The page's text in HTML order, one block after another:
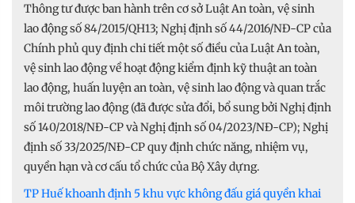
Thông tư được ban hành trên cơ sở Luật An toàn, vệ sinh
lao động số 84/2015/QH13; Nghị định số 44/2016/NĐ-CP của
Chính phủ quy định chi tiết một số điều của Luật An toàn,
vệ sinh lao động về hoạt động kiểm định kỹ thuật an toàn
lao động, huấn luyện an toàn, vệ sinh lao động và quan trắc
môi trường lao động (đã được sửa đổi, bổ sung bởi Nghị định
số 140/2018/NĐ-CP và Nghị định số 04/2023/NĐ-CP); Nghị
định số 33/2025/NĐ-CP quy định chức năng, nhiệm vụ,
quyền hạn và cơ cấu tổ chức của Bộ Xây dựng.
TP Huế khoanh định 5 khu vực không đấu giá quyền khai